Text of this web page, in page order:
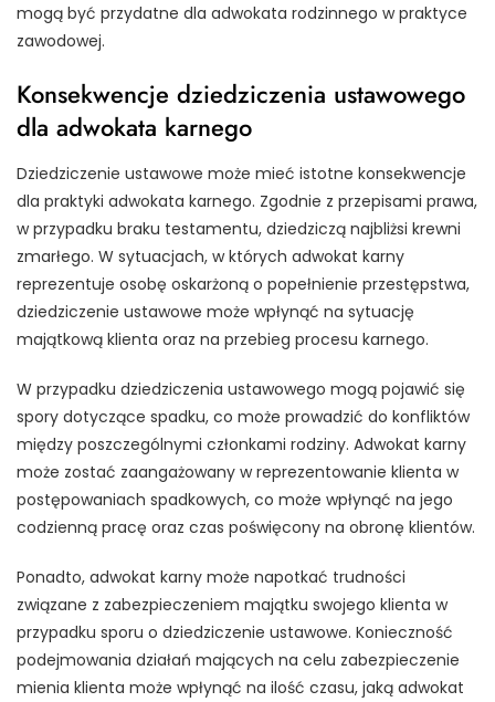
mogą być przydatne dla adwokata rodzinnego w praktyce
zawodowej.
Konsekwencje dziedziczenia ustawowego
dla adwokata karnego
Dziedziczenie ustawowe może mieć istotne konsekwencje
dla praktyki adwokata karnego. Zgodnie z przepisami prawa,
w przypadku braku testamentu, dziedziczą najbliżsi krewni
zmarłego. W sytuacjach, w których adwokat karny
reprezentuje osobę oskarżoną o popełnienie przestępstwa,
dziedziczenie ustawowe może wpłynąć na sytuację
majątkową klienta oraz na przebieg procesu karnego.
W przypadku dziedziczenia ustawowego mogą pojawić się
spory dotyczące spadku, co może prowadzić do konfliktów
między poszczególnymi członkami rodziny. Adwokat karny
może zostać zaangażowany w reprezentowanie klienta w
postępowaniach spadkowych, co może wpłynąć na jego
codzienną pracę oraz czas poświęcony na obronę klientów.
Ponadto, adwokat karny może napotkać trudności
związane z zabezpieczeniem majątku swojego klienta w
przypadku sporu o dziedziczenie ustawowe. Konieczność
podejmowania działań mających na celu zabezpieczenie
mienia klienta może wpłynąć na ilość czasu, jaką adwokat